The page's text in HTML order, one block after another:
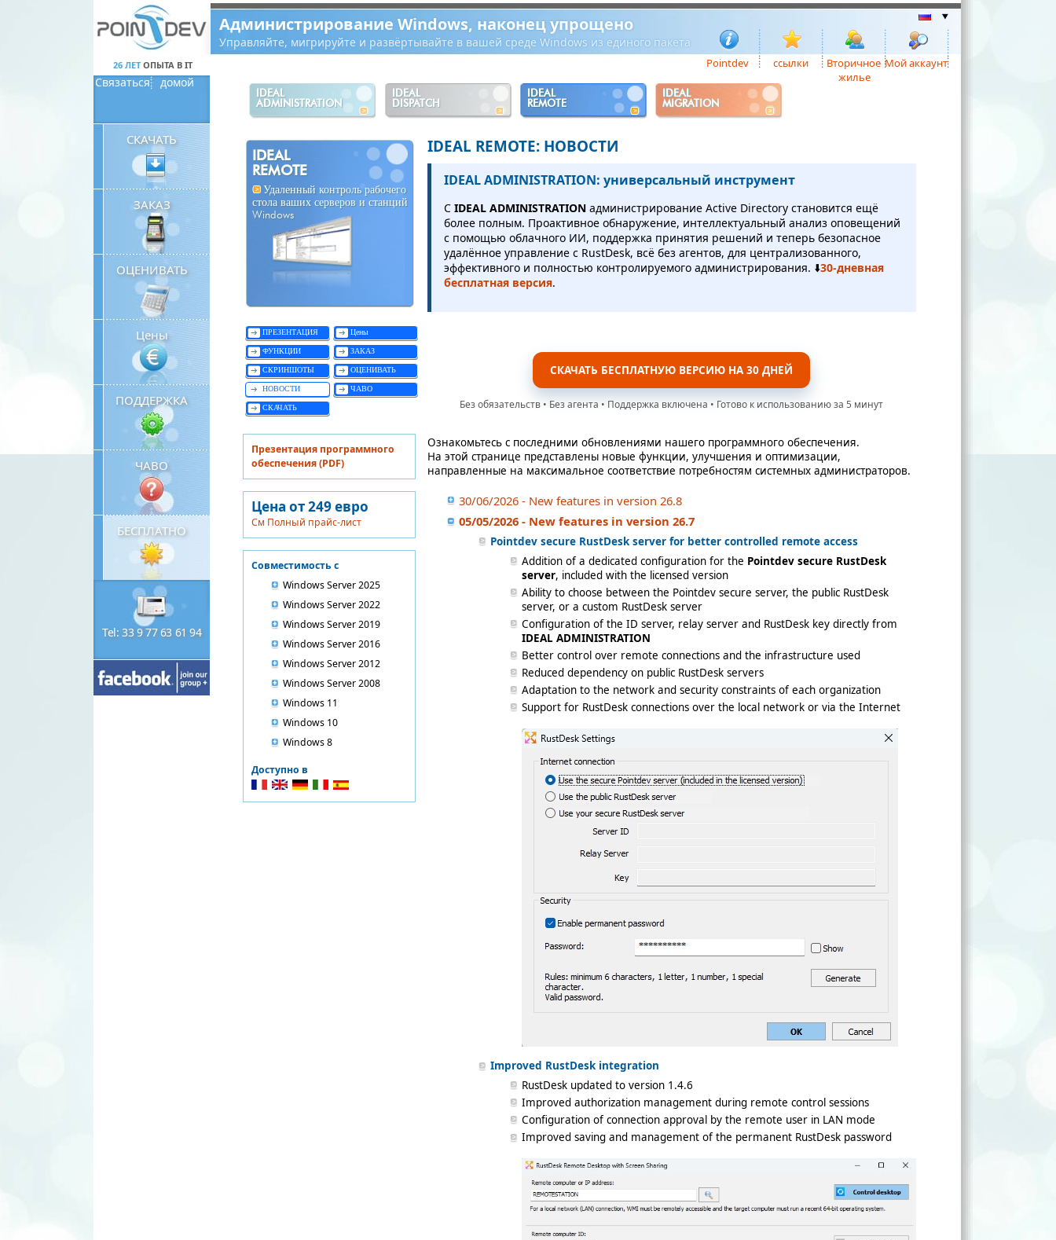
Администрирование Windows, наконец упрощено
Управляйте, мигрируйте и развёртывайте в вашей среде Windows из единого пакета
26 ЛЕТОПЫТА В IT Pointdev ссылки
Вторичное
жилье
Мой аккаунт
Связаться домой
IDEAL
ADMINISTRATION
IDEAL
DISPATCH
IDEAL
REMOTE
IDEAL
MIGRATION
СКАЧАТЬ
ЗАКАЗ
ОЦЕНИВАТЬ
Цены
ПОДДЕРЖКА
ЧАВО
БЕСПЛАТНО
Tel: 33 9 77 63 61 94
IDEAL
REMOTE
Удаленный контроль рабочего
стола ваших серверов и станций
Windows
ПРЕЗЕНТАЦИЯ
ФУНКЦИИ
СКРИНШОТЫ
НОВОСТИ
СКАЧАТЬ
Цены
ЗАКАЗ
ОЦЕНИВАТЬ
ЧАВО
Презентация программного
обеспечения (PDF)
Цена от 249 евро
См Полный прайс-лист
Совместимость с
Windows Server 2025
Windows Server 2022
Windows Server 2019
Windows Server 2016
Windows Server 2012
Windows Server 2008
Windows 11
Windows 10
Windows 8
Доступно в
IDEAL REMOTE: НОВОСТИ
IDEAL ADMINISTRATION: универсальный инструмент
СIDEAL ADMINISTRATIONадминистрирование Active Directory становится ещё
более полным. Проактивное обнаружение, интеллектуальный анализ оповещений
с помощью облачного ИИ, поддержка принятия решений и теперь безопасное
удалённое управление с RustDesk, всё без агентов, для централизованного,
эффективного и полностью контролируемого администрирования. ⬇️30-дневная
бесплатная версия.
СКАЧАТЬ БЕСПЛАТНУЮ ВЕРСИЮ НА 30 ДНЕЙ
Без обязательств • Без агента • Поддержка включена • Готово к использованию за 5 минут
Ознакомьтесь с последними обновлениями нашего программного обеспечения.
На этой странице представлены новые функции, улучшения и оптимизации,
направленные на максимальное соответствие потребностям системных администраторов.
30/06/2026 - New features in version 26.8
05/05/2026 - New features in version 26.7
Pointdev secure RustDesk server for better controlled remote access
Addition of a dedicated configuration for the Pointdev secure RustDesk
server, included with the licensed version
Ability to choose between the Pointdev secure server, the public RustDesk
server, or a custom RustDesk server
Configuration of the ID server, relay server and RustDesk key directly from
IDEAL ADMINISTRATION
Better control over remote connections and the infrastructure used
Reduced dependency on public RustDesk servers
Adaptation to the network and security constraints of each organization
Support for RustDesk connections over the local network or via the Internet
Improved RustDesk integration
RustDesk updated to version 1.4.6
Improved authorization management during remote control sessions
Configuration of connection approval by the remote user in LAN mode
Improved saving and management of the permanent RustDesk password
Panneau de gestion des cookies